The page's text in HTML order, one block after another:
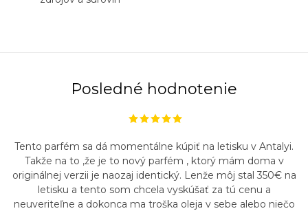
Posledné hodnotenie
Tento parfém sa dá momentálne kúpiť na letisku v Antalyi.
Takže na to ,že je to nový parfém , ktorý mám doma v
originálnej verzii je naozaj identický. Lenže môj stal 350€ na
letisku a tento som chcela vyskúšať za tú cenu a
neuveriteľne a dokonca ma troška oleja v sebe alebo niečo